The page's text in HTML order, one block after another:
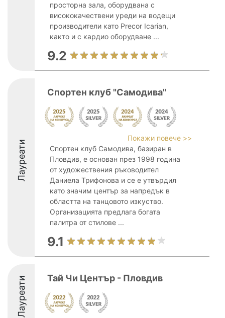
просторна зала, оборудвана с
висококачествени уреди на водещи
производители като Precor Icarian,
както и с кардио оборудване ...
9.2
Лауреати
Спортен клуб "Самодива"
Покажи повече >>
Спортен клуб Самодива, базиран в
Пловдив, е основан през 1998 година
от художествения ръководител
Даниела Трифонова и се е утвърдил
като значим център за напредък в
областта на танцовото изкуство.
Организацията предлага богата
палитра от стилове ...
9.1
Лауреати Тай Чи Център - Пловдив